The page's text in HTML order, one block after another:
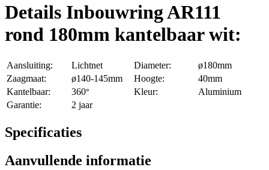
Details Inbouwring AR111
rond 180mm kantelbaar wit:
Aansluiting: Lichtnet Diameter:
ø180mm
Zaagmaat:
ø140-145mm Hoogte:
40mm
Kantelbaar:
360° Kleur:
Aluminium
Garantie:
2 jaar
Specificaties
Aanvullende informatie